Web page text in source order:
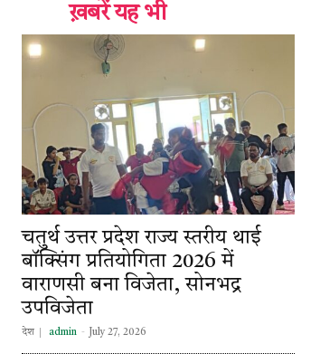
ख़बरें यह भी
चतुर्थ उत्तर प्रदेश राज्य स्तरीय थाई
बॉक्सिंग प्रतियोगिता 2026 में
वाराणसी बना विजेता, सोनभद्र
उपविजेता
देश admin - July 27, 2026